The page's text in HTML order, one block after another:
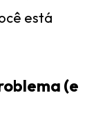
está
(e